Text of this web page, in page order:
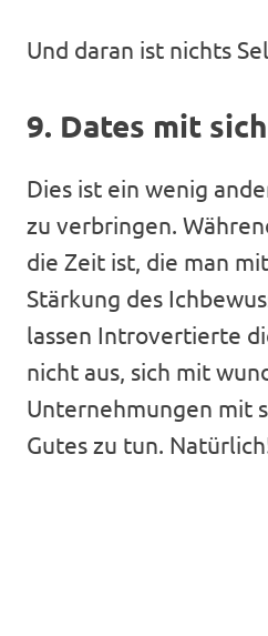
Und daran ist nichts
9. Dates mit
Dies ist ein wenig
zu verbringen.
die Zeit ist, die man
Stärkung des
lassen Introvertierte
nicht aus, sich mit
Unternehmungen mit
Gutes zu tun.